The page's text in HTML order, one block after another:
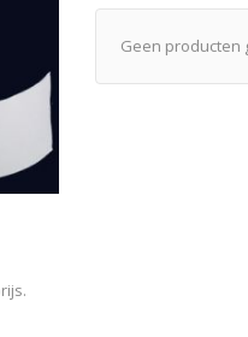
Geen producten